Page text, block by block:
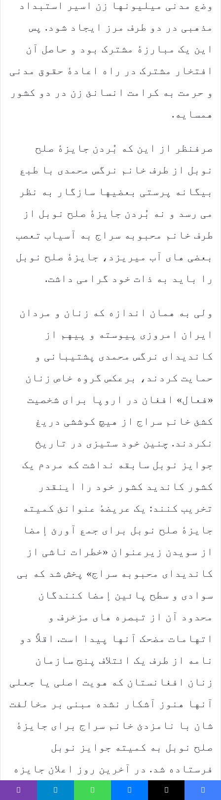
وضع مدنی میلیونها زن اسیر استبداد
مذهبی در دو طرف مرز ایجاد شود. پس
این یک مبارزهٔ مشترک بود و حاصل آن
افتخار مشترک در راه اعادهٔ حقوق مدنی
و حرمت به کرامت انسانئ زن در دو کشور
همسایه.
صرفنظر از این که بُردن جایزهٔ صلح
نوبل از طرف خانم نرگس محمدی با طبع
بیگانه پرستی بعضیها سازگار به نظر
می رسد و نه بُردن جایزهٔ صلح نوبل از
طرف خانم محبوبه سراج به آسیاب تعصب
بعضی های آب میریزد، جایزهٔ صلح نوبل
را باید به ذات خود گرامی داشت.
ولی به همان اندازه که زنان و مردان
ایران امروزی پیوسته و پیهم از
کاندیدای نرگس محمدی پشتیبانی و
حمایت کردند، برعکس گروه خاص زنان
«فعال» افغان در اروپا برای شخصیت
کشئ خانم سراج از هیچ کوششی دریغ
نکردند. چنین خود ستیزی در تاریخ
جوایز نوبل سابقه نداشت که مردم یک
کشور کاندید کشور خود را اینقدر
تخریب کنند: یک عریضهٔ عنوانئ کمیته
جایزهٔ صلح نوبل برای جمع آورئ إمضا
از سویدن زیرعنوان «خطرات ناشی از
کاندیدای محبوبه سراج» پخش شد که بی
سوادی و سطح پائین إمضا کنندگان
محدود آن از تبصره های مزخرف و
اتهامات مضحک آنها پیدا است. اقلاً دو
نامه از طرف یک ائتلاف پنج سازمان
زنان افغانستان که هویت اصلی یا جعلی
آنها هنوز آشکار نشده مبنی بر مخالفت
شان با نامزدئ خانم سراج برای جایزهٔ
صلح نوبل به کمیته جوایز نوبل
فرستاده شد. در آخرین روز اعلان جایزه
بیش از دوصد ایمیل پیهم به شکل یک